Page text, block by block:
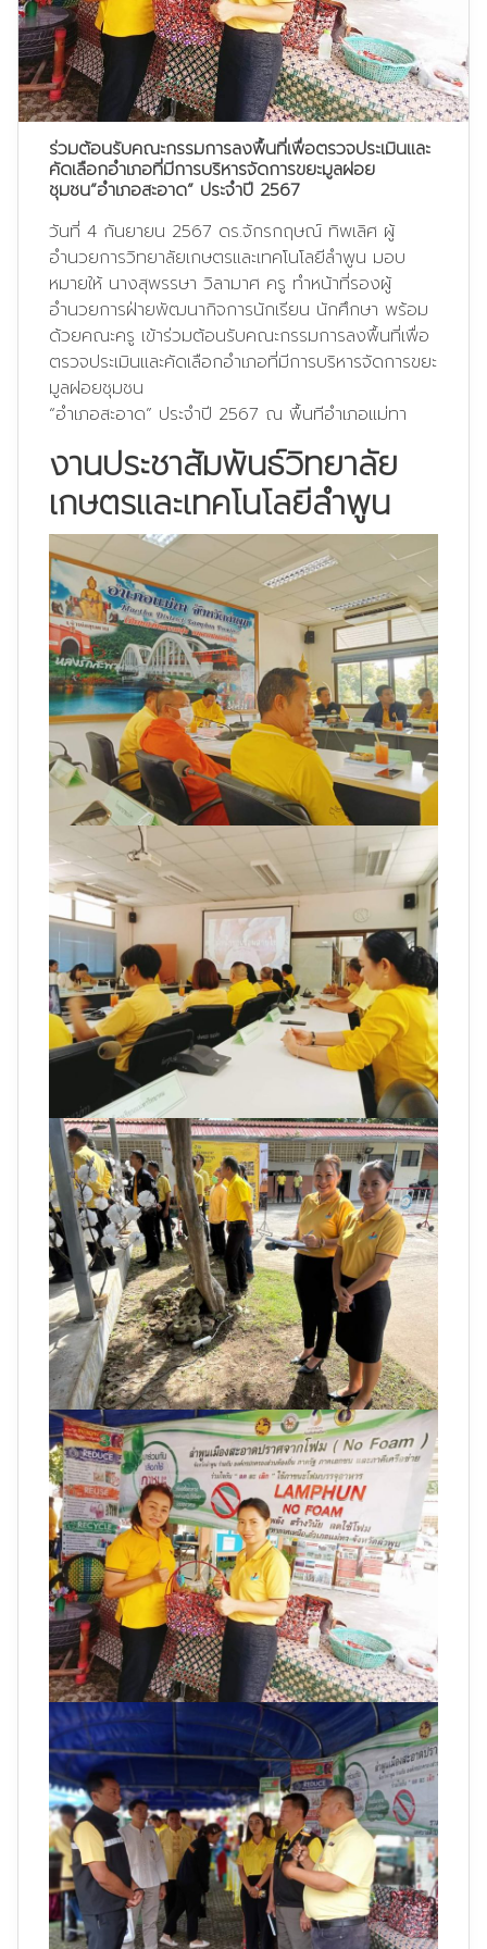
ร่วมต้อนรับคณะกรรมการลงพื้นที่เพื่อตรวจประเมินและ
คัดเลือกอำเภอที่มีการบริหารจัดการขยะมูลฝอย
ชุมชน”อำเภอสะอาด” ประจำปี 2567
วันที่ 4 กันยายน 2567 ดร.จักรกฤษณ์ ทิพเลิศ ผู้
อำนวยการวิทยาลัยเกษตรและเทคโนโลยีลำพูน มอบ
หมายให้ นางสุพรรษา วิลามาศ ครู ทำหน้าที่รองผู้
อำนวยการฝ่ายพัฒนากิจการนักเรียน นักศึกษา พร้อม
ด้วยคณะครู เข้าร่วมต้อนรับคณะกรรมการลงพื้นที่เพื่อ
ตรวจประเมินและคัดเลือกอำเภอที่มีการบริหารจัดการขยะ
มูลฝอยชุมชน
“อำเภอสะอาด” ประจำปี 2567 ณ พื้นทีอำเภอแม่ทา
งานประชาสัมพันธ์วิทยาลัย
เกษตรและเทคโนโลยีลำพูน